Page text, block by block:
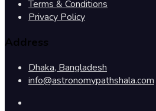
Terms & Conditions
Privacy Policy
Address
Dhaka, Bangladesh
info@astronomypathshala.com